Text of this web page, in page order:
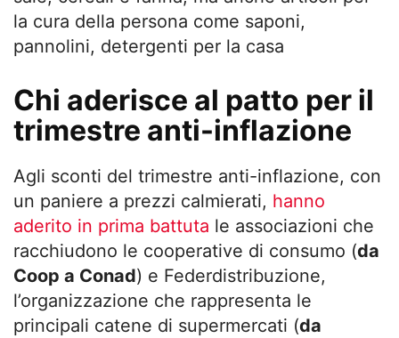
la cura della persona come saponi,
pannolini, detergenti per la casa
Chi aderisce al patto per il
trimestre anti-inflazione
Agli sconti del trimestre anti-inflazione, con
un paniere a prezzi calmierati, hanno
aderito in prima battuta le associazioni che
racchiudono le cooperative di consumo (da
Coop a Conad) e Federdistribuzione,
l’organizzazione che rappresenta le
principali catene di supermercati (da